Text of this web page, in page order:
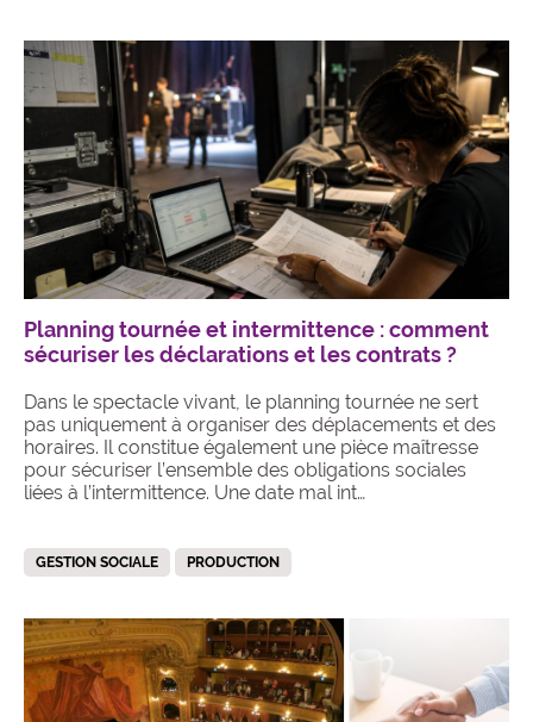
Planning tournée et intermittence : comment
sécuriser les déclarations et les contrats ?
Dans le spectacle vivant, le planning tournée ne sert
pas uniquement à organiser des déplacements et des
horaires. Il constitue également une pièce maîtresse
pour sécuriser l’ensemble des obligations sociales
liées à l’intermittence. Une date mal int…
GESTION SOCIALE PRODUCTION